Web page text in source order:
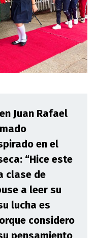
Juan Rafael
en el
“Hice este
clase de
a leer su
lucha es
considero